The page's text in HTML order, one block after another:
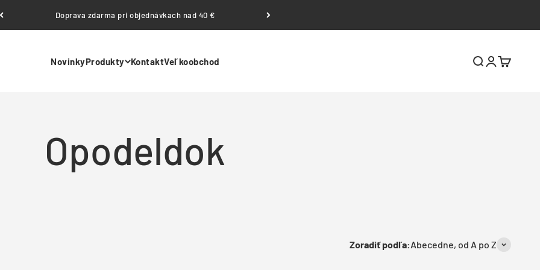
Doprava zdarma pri objednávkach nad 40 €
NovinkyProdukty KontaktVeľkoobchod
HľadaťPrihlásiť sa
Košík
Zoradiť podľa:Abecedne, od A po Z